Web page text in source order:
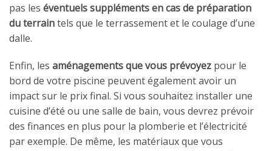
pas les éventuels suppléments en cas de préparation
du terraintels que le terrassement et le coulage d’une
dalle.
Enfin, les aménagements que vous prévoyez pour le
bord de votre piscine peuvent également avoir un
impact sur le prix final. Si vous souhaitez installer une
cuisine d’été ou une salle de bain, vous devrez prévoir
des finances en plus pour la plomberie et l’électricité
par exemple. De même, les matériaux que vous